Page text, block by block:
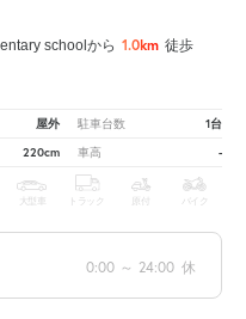
schoolから 1.0km 徒歩
屋外 駐車台数 1台
220cm 車高 -
大型車 トラック 原付 バイク
0:00 ～ 24:00 休